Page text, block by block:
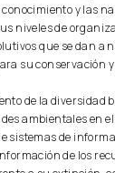
y las
niveles de
que se dan a
su conservación
de la diversidad
ambientales en
sistemas de
de los